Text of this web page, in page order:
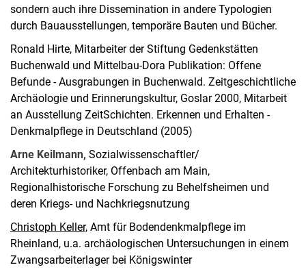
sondern auch ihre Dissemination in andere Typologien
durch Bauausstellungen, temporäre Bauten und Bücher.
Ronald Hirte, Mitarbeiter der Stiftung Gedenkstätten
Buchenwald und Mittelbau-Dora Publikation: Offene
Befunde - Ausgrabungen in Buchenwald. Zeitgeschichtliche
Archäologie und Erinnerungskultur, Goslar 2000, Mitarbeit
an Ausstellung ZeitSchichten. Erkennen und Erhalten -
Denkmalpflege in Deutschland (2005)
Arne Keilmann, Sozialwissenschaftler/
Architekturhistoriker, Offenbach am Main,
Regionalhistorische Forschung zu Behelfsheimen und
deren Kriegs- und Nachkriegsnutzung
Christoph Keller, Amt für Bodendenkmalpflege im
Rheinland, u.a. archäologischen Untersuchungen in einem
Zwangsarbeiterlager bei Königswinter